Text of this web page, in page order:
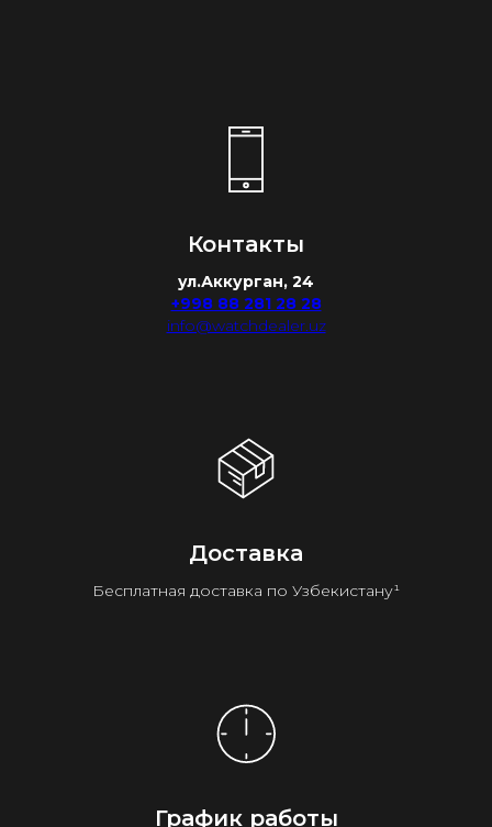
Контакты
ул.Аккурган, 24
+998 88 281 28 28
info@watchdealer.uz
Доставка
Бесплатная доставка по Узбекистану¹
График работы